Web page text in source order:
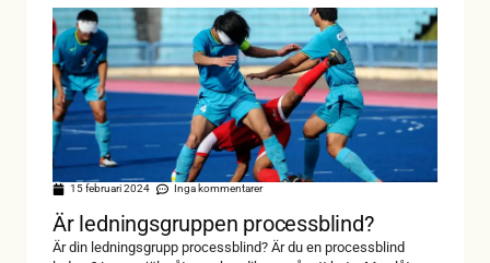
15 februari 2024 Inga kommentarer
Är ledningsgruppen processblind?
Är din ledningsgrupp processblind? Är du en processblind